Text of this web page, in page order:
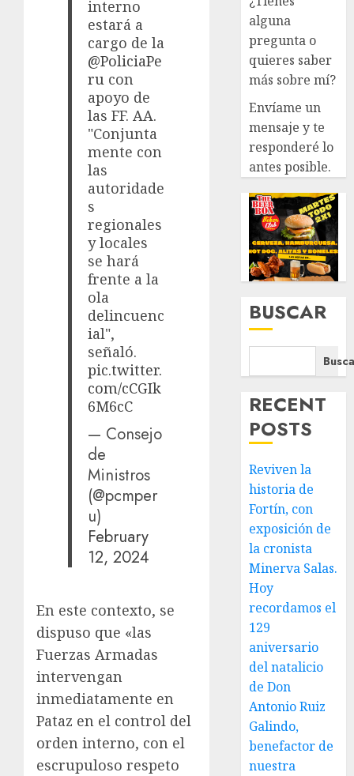
interno
estará a
cargo de la
@PoliciaPe
ru con
apoyo de
las FF. AA.
"Conjunta
mente con
las
autoridade
s
regionales
y locales
se hará
frente a la
ola
delincuenc
ial",
señaló.
pic.twitter.
com/cCGIk
6M6cC
— Consejo
de
Ministros
(@pcmper
u)
February
12, 2024
En este contexto, se
dispuso que «las
Fuerzas Armadas
intervengan
inmediatamente en
Pataz en el control del
orden interno, con el
escrupuloso respeto
alguna
pregunta o
quieres saber
más sobre mí?
Envíame un
mensaje y te
responderé lo
antes posible.
BUSCAR
RECENT
POSTS
Reviven la
historia de
Fortín, con
exposición de
la cronista
Minerva Salas.
Hoy
recordamos el
129
aniversario
del natalicio
de Don
Antonio Ruiz
Galindo,
benefactor de
nuestra